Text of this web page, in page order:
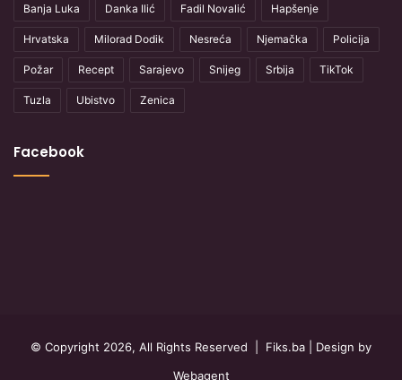
Banja Luka Danka Ilić Fadil Novalić Hapšenje
Hrvatska Milorad Dodik Nesreća Njemačka Policija
Požar Recept Sarajevo Snijeg Srbija TikTok
Tuzla Ubistvo Zenica
Facebook
© Copyright 2026, All Rights Reserved | Fiks.ba | Design by
Webagent